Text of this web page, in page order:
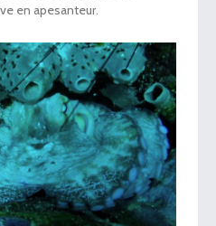
en apesanteur.